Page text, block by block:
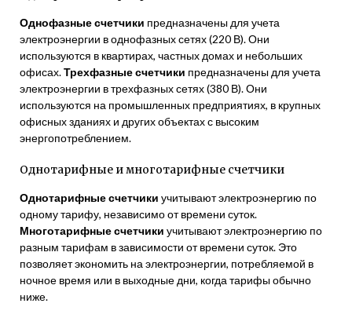
Однофазные счетчики предназначены для учета
электроэнергии в однофазных сетях (220 В). Они
используются в квартирах, частных домах и небольших
офисах.Трехфазные счетчики предназначены для учета
электроэнергии в трехфазных сетях (380 В). Они
используются на промышленных предприятиях, в крупных
офисных зданиях и других объектах с высоким
энергопотреблением.
Однотарифные и многотарифные счетчики
Однотарифные счетчики учитывают электроэнергию по
одному тарифу, независимо от времени суток.
Многотарифные счетчики учитывают электроэнергию по
разным тарифам в зависимости от времени суток. Это
позволяет экономить на электроэнергии, потребляемой в
ночное время или в выходные дни, когда тарифы обычно
ниже.